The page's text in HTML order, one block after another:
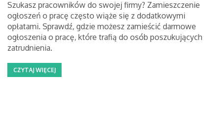
Szukasz pracowników do swojej firmy? Zamieszczenie
ogłoszeń o pracę często wiąże się z dodatkowymi
opłatami. Sprawdź, gdzie możesz zamieścić darmowe
ogłoszenia o pracę, które trafią do osób poszukujących
zatrudnienia.
CZYTAJ WIĘCEJ